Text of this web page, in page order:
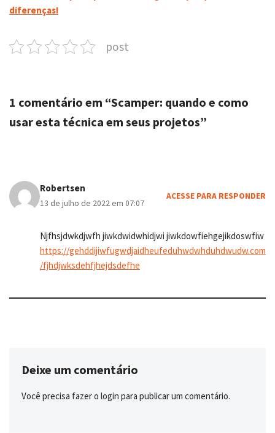
diferenças!
post
1 comentário em “Scamper: quando e como
usar esta técnica em seus projetos”
Robertsen
13 de julho de 2022 em 07:07
ACESSE PARA RESPONDER
Njfhsjdwkdjwfh jiwkdwidwhidjwi jiwkdowfiehgejikdoswfiw
https://gehddijiwfugwdjaidheufeduhwdwhduhdwudw.com
/fjhdjwksdehfjhejdsdefhe
Deixe um comentário
Você precisa fazer o login para publicar um comentário.